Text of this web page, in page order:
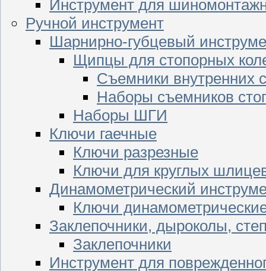
Инструмент для
Ручной инструмент
Шарнирно-губцевый
Щипцы для стопорных
Съемники внутренних
Наборы съемников
Наборы ШГИ
Ключи гаечные
Ключи разрезные
Ключи для круглых
Динамометрический
Ключи
Заклепочники, дыроколы,
Заклепочники
Инструмент для